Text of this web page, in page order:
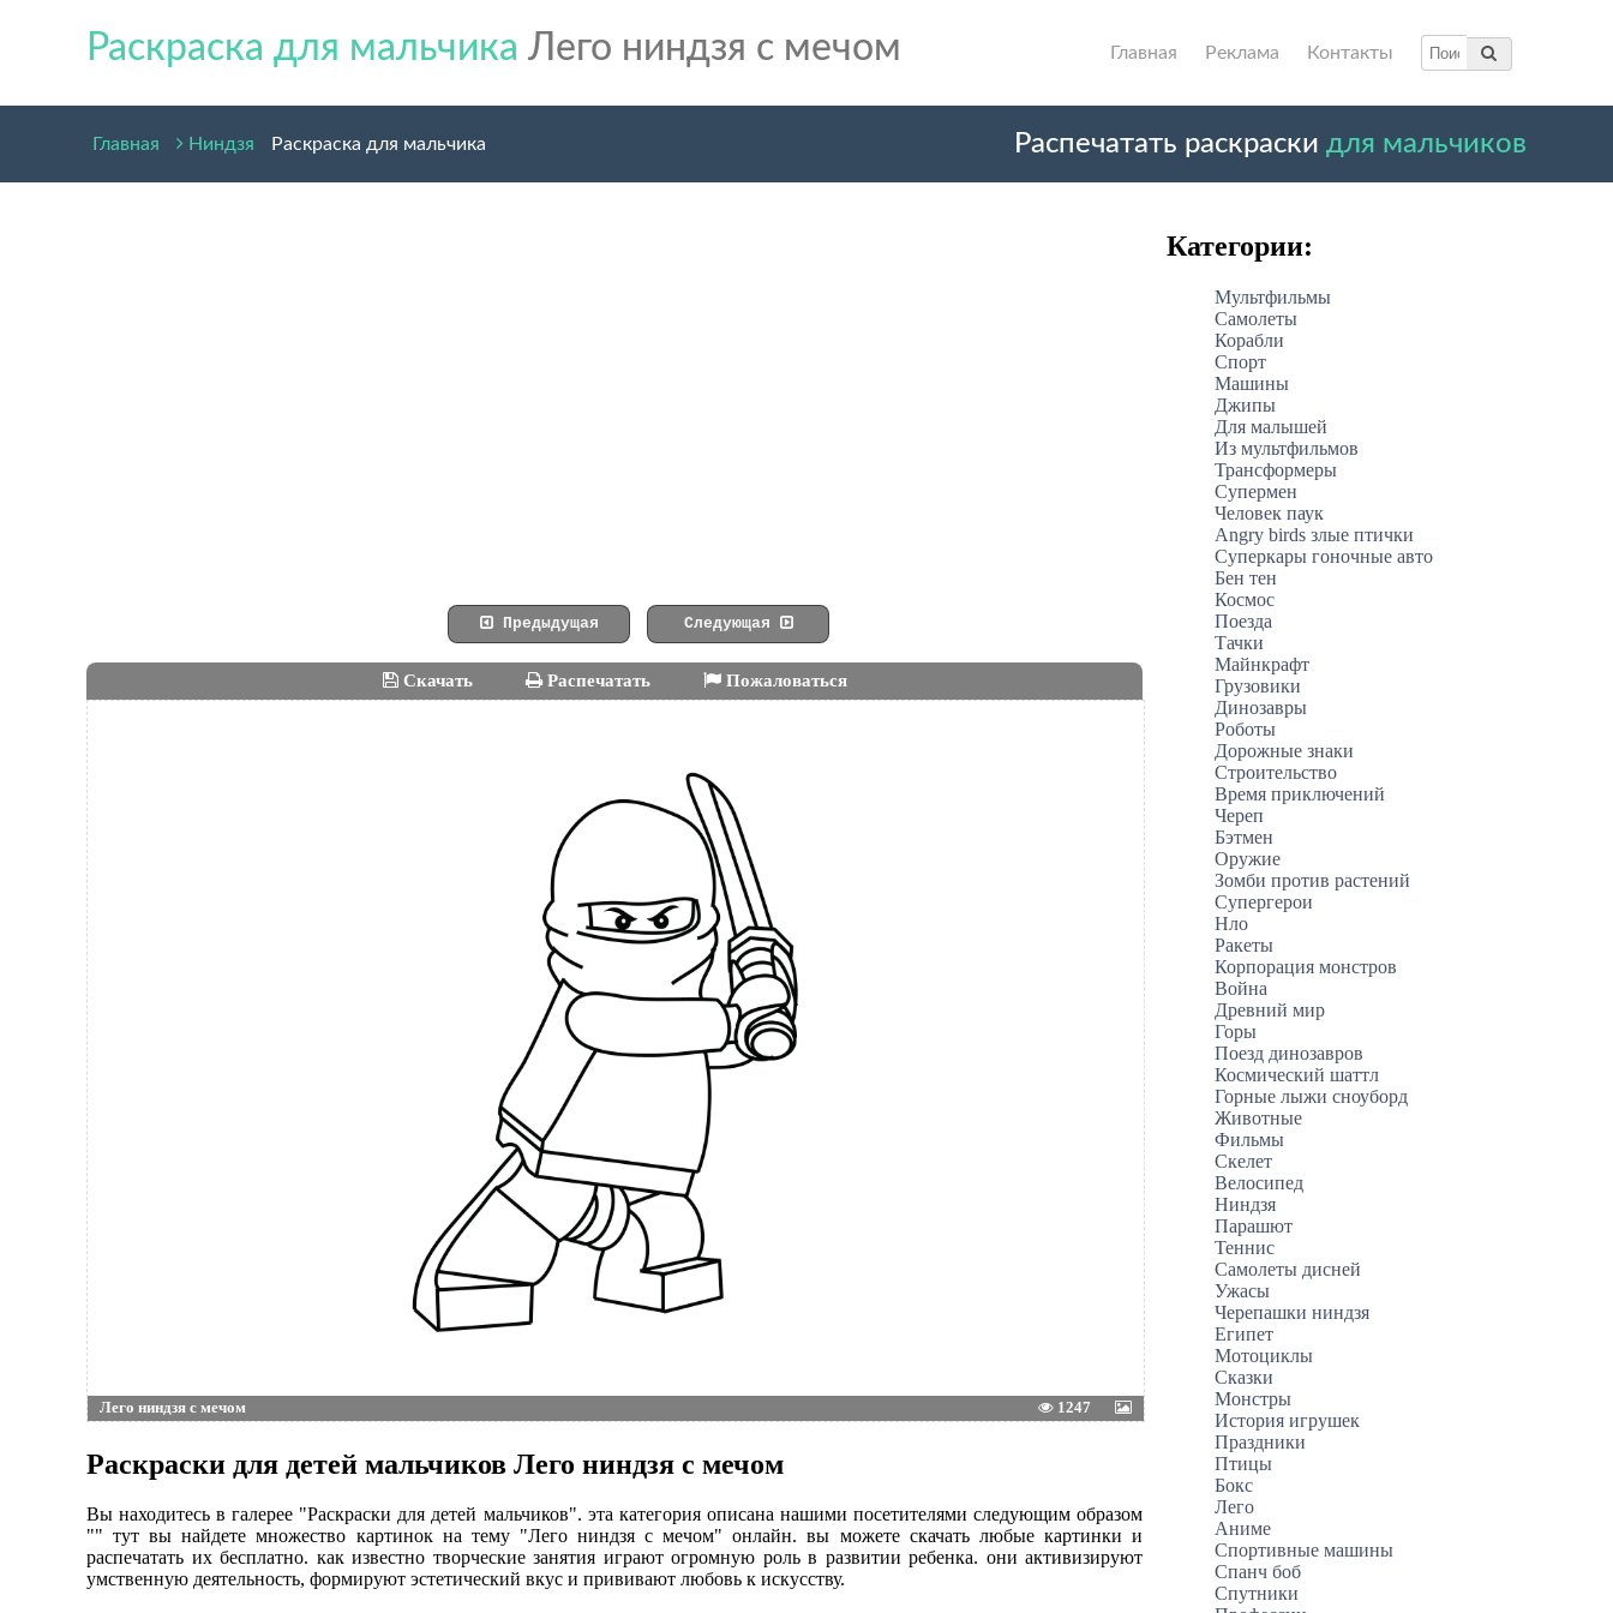
Раскраска для мальчика Лего ниндзя с мечом Главная Реклама Контакты
Распечатать раскраски для мальчиков
Главная Ниндзя Раскраска для мальчика
Предыдущая Следующая
Скачать Распечатать Пожаловаться
Лего ниндзя с мечом 1247
Раскраски для детей мальчиков Лего ниндзя с мечом
Вы находитесь в галерее "Раскраски для детей мальчиков". эта категория описана нашими посетителями следующим образом
"" тут вы найдете множество картинок на тему "Лего ниндзя с мечом" онлайн. вы можете скачать любые картинки и
распечатать их бесплатно. как известно творческие занятия играют огромную роль в развитии ребенка. они активизируют
умственную деятельность, формируют эстетический вкус и прививают любовь к искусству.
Категории:
Мультфильмы
Самолеты
Корабли
Спорт
Машины
Джипы
Для малышей
Из мультфильмов
Трансформеры
Супермен
Человек паук
Angry birds злые птички
Суперкары гоночные авто
Бен тен
Космос
Поезда
Тачки
Майнкрафт
Грузовики
Динозавры
Роботы
Дорожные знаки
Строительство
Время приключений
Череп
Бэтмен
Оружие
Зомби против растений
Супергерои
Нло
Ракеты
Корпорация монстров
Война
Древний мир
Горы
Поезд динозавров
Космический шаттл
Горные лыжи сноуборд
Животные
Фильмы
Скелет
Велосипед
Ниндзя
Парашют
Теннис
Самолеты дисней
Ужасы
Черепашки ниндзя
Египет
Мотоциклы
Сказки
Монстры
История игрушек
Праздники
Птицы
Бокс
Лего
Аниме
Спортивные машины
Спанч боб
Спутники